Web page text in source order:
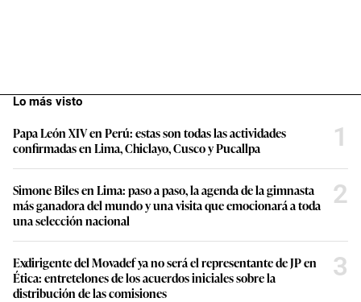
Lo más visto
Papa León XIV en Perú: estas son todas las actividades
confirmadas en Lima, Chiclayo, Cusco y Pucallpa
1
Simone Biles en Lima: paso a paso, la agenda de la gimnasta
más ganadora del mundo y una visita que emocionará a toda
una selección nacional
2
Exdirigente del Movadef ya no será el representante de JP en
Ética: entretelones de los acuerdos iniciales sobre la
distribución de las comisiones
3